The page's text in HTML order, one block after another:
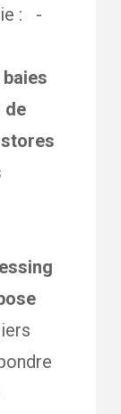
: -
de